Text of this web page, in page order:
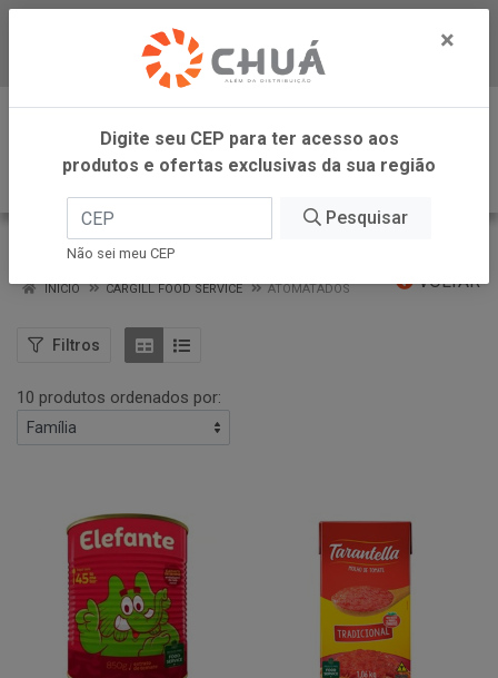
Baixe já nosso APP
0
ATOMATADOS
VOLTAR
INÍCIO CARGILL FOOD SERVICE ATOMATADOS
Filtros
10 produtos ordenados por:
×
Digite seu CEP para ter acesso aos
produtos e ofertas exclusivas da sua região
Pesquisar
Não sei meu CEP